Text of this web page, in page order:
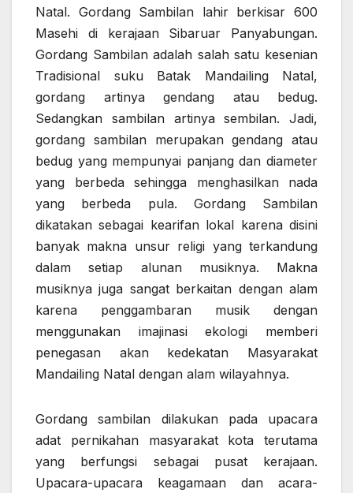
Natal. Gordang Sambilan lahir berkisar 600
Masehi di kerajaan Sibaruar Panyabungan.
Gordang Sambilan adalah salah satu kesenian
Tradisional suku Batak Mandailing Natal,
gordang artinya gendang atau bedug.
Sedangkan sambilan artinya sembilan. Jadi,
gordang sambilan merupakan gendang atau
bedug yang mempunyai panjang dan diameter
yang berbeda sehingga menghasilkan nada
yang berbeda pula. Gordang Sambilan
dikatakan sebagai kearifan lokal karena disini
banyak makna unsur religi yang terkandung
dalam setiap alunan musiknya. Makna
musiknya juga sangat berkaitan dengan alam
karena penggambaran musik dengan
menggunakan imajinasi ekologi memberi
penegasan akan kedekatan Masyarakat
Mandailing Natal dengan alam wilayahnya.
Gordang sambilan dilakukan pada upacara
adat pernikahan masyarakat kota terutama
yang berfungsi sebagai pusat kerajaan.
Upacara-upacara keagamaan dan acara-